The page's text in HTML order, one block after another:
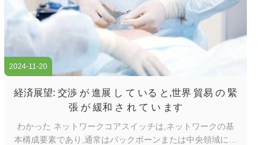
2024-11-20
経済展望: 交渉 が 進展 し て いる と,世界 貿易 の 緊
張 が 緩和 さ れ て い ます
わかった ネットワークコアスイッチは,ネットワークの基
本構成要素であり,通常はバックボーンまたは中央領域に位